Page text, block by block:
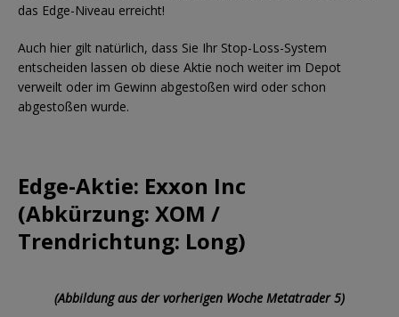
das Edge-Niveau erreicht!
Auch hier gilt natürlich, dass Sie Ihr Stop-Loss-System
entscheiden lassen ob diese Aktie noch weiter im Depot
verweilt oder im Gewinn abgestoßen wird oder schon
abgestoßen wurde.
Edge-Aktie: Exxon Inc
(Abkürzung: XOM /
Trendrichtung: Long)
(Abbildung aus der vorherigen Woche Metatrader 5)